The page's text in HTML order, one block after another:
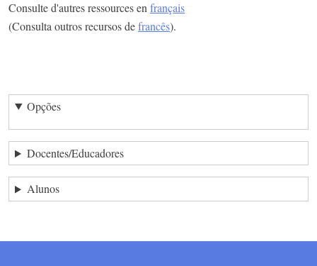
Consulte d'autres ressources en français
(Consulta outros recursos defrancês).
Opções
Docentes/Educadores
Alunos